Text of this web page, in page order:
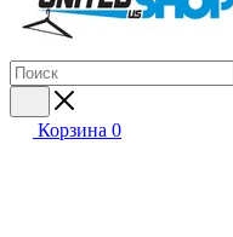
Корзина 0